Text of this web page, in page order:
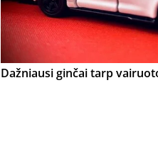
Dažniausi ginčai tarp